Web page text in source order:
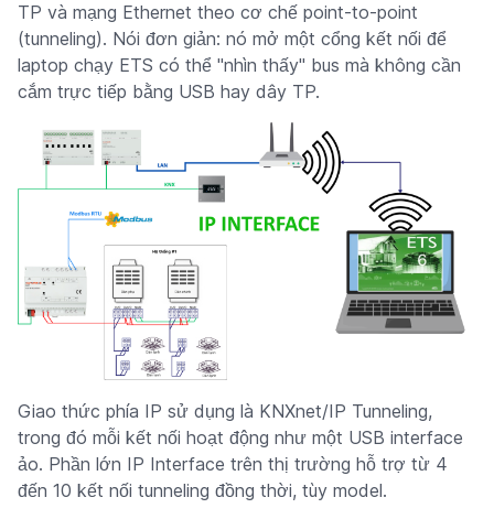
TP và mạng Ethernet theo cơ chế point-to-point
(tunneling). Nói đơn giản: nó mở một cổng kết nối để
laptop chạy ETS có thể "nhìn thấy" bus mà không cần
cắm trực tiếp bằng USB hay dây TP.
Giao thức phía IP sử dụng là KNXnet/IP Tunneling,
trong đó mỗi kết nối hoạt động như một USB interface
ảo. Phần lớn IP Interface trên thị trường hỗ trợ từ 4
đến 10 kết nối tunneling đồng thời, tùy model.